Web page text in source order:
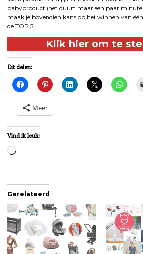
babyproduct (het duurt maar een paar
maak je bovendien kans op het winnen van
de TOP 5!
Klik hier om te
Dit delen:
Meer
Vind ik leuk:
Aan
Gerelateerd